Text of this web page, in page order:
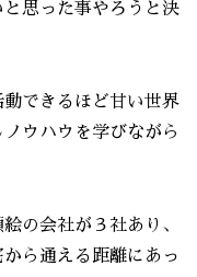
思った事やろうと決
できるほど甘い世界
ウハウを学びながら
の会社が３社あり、
ら通える距離にあっ